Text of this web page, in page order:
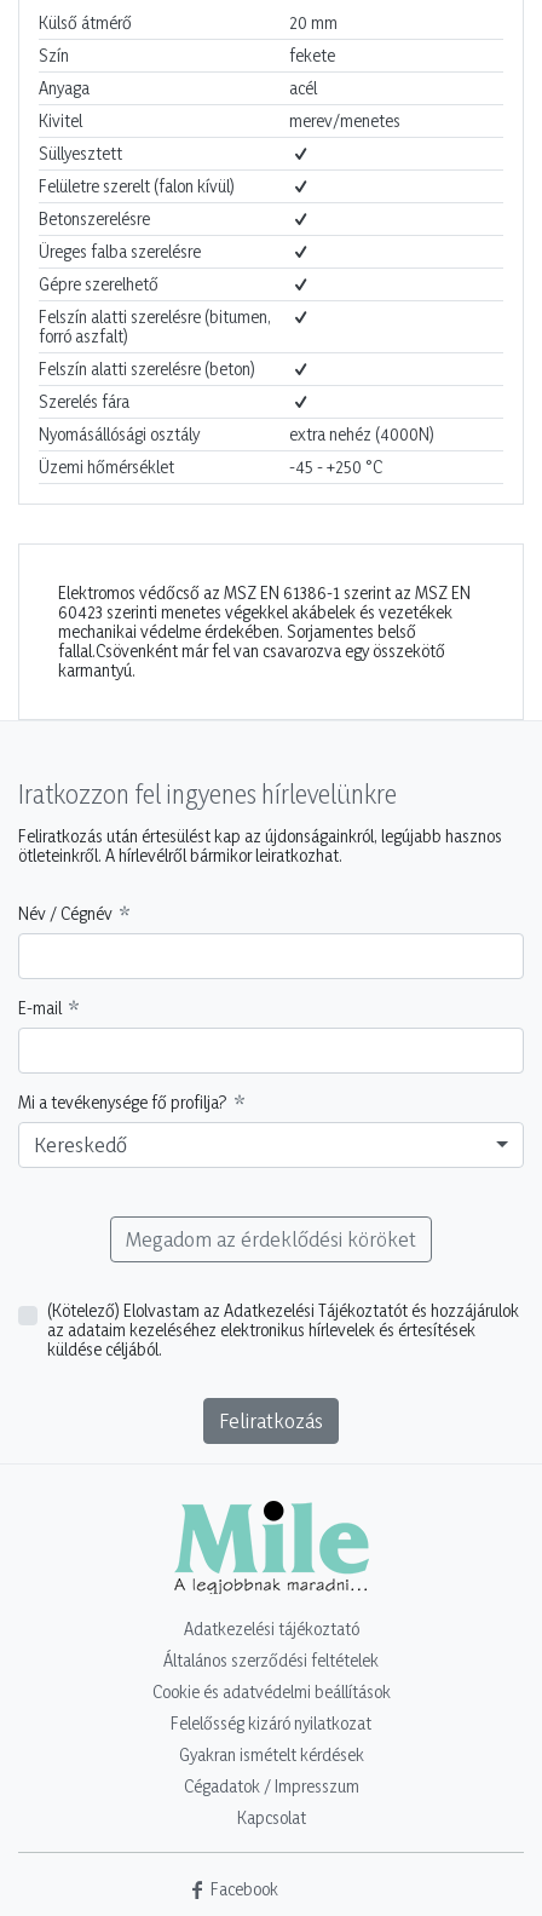
Külső átmérő
20 mm
Szín
fekete
Anyaga
acél
Kivitel
merev/menetes
Süllyesztett
Felületre szerelt (falon kívül)
Betonszerelésre
Üreges falba szerelésre
Gépre szerelhető
Felszín alatti szerelésre (bitumen,
forró aszfalt)
Felszín alatti szerelésre (beton)
Szerelés fára
Nyomásállósági osztály
extra nehéz (4000N)
Üzemi hőmérséklet
-45 - +250 °C
Elektromos védőcső az MSZ EN 61386-1 szerint az MSZ EN
60423 szerinti menetes végekkel akábelek és vezetékek
mechanikai védelme érdekében. Sorjamentes belső
fallal.Csövenként már fel van csavarozva egy összekötő
karmantyú.
Iratkozzon fel ingyenes hírlevelünkre
Feliratkozás után értesülést kap az újdonságainkról, legújabb hasznos
ötleteinkről. A hírlevélről bármikor leiratkozhat.
Név / Cégnév
E-mail
Mi a tevékenysége fő profilja?
Kereskedő
Megadom az érdeklődési köröket
(Kötelező) Elolvastam az Adatkezelési Tájékoztatót és hozzájárulok
az adataim kezeléséhez elektronikus hírlevelek és értesítések
küldése céljából.
Feliratkozás
Adatkezelési tájékoztató
Általános szerződési feltételek
Cookie és adatvédelmi beállítások
Felelősség kizáró nyilatkozat
Gyakran ismételt kérdések
Cégadatok / Impresszum
Kapcsolat
Facebook